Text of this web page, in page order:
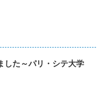
した～パリ・シテ大学